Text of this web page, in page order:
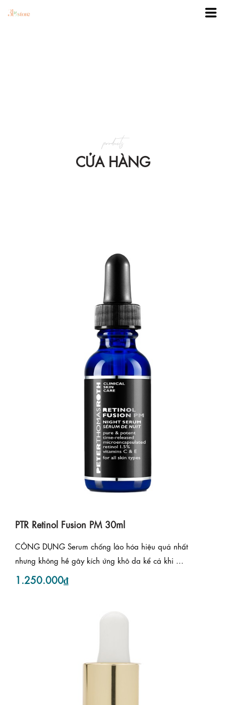
CỬA HÀNG
products
PTR Retinol Fusion PM 30ml
CÔNG DỤNG Serum chống lão hóa hiệu quả nhất
nhưng không hề gây kích ứng khô da kể cả khi ...
1.250.000₫